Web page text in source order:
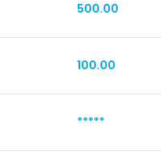
500.00
100.00
*****